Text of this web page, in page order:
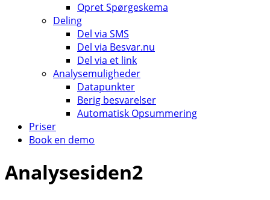
Opret Spørgeskema
Deling
Del via SMS
Del via Besvar.nu
Del via et link
Analysemuligheder
Datapunkter
Berig besvarelser
Automatisk Opsummering
Priser
Book en demo
Analysesiden2